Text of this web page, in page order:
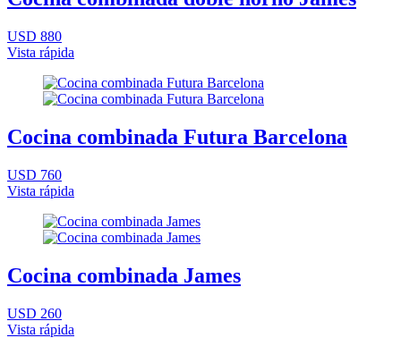
USD 880
Vista rápida
Cocina combinada Futura Barcelona
USD 760
Vista rápida
Cocina combinada James
USD 260
Vista rápida